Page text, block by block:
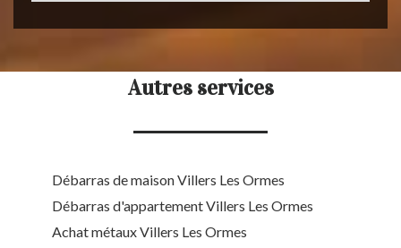
Autres services
Débarras de maison Villers Les Ormes
Débarras d'appartement Villers Les Ormes
Achat métaux Villers Les Ormes